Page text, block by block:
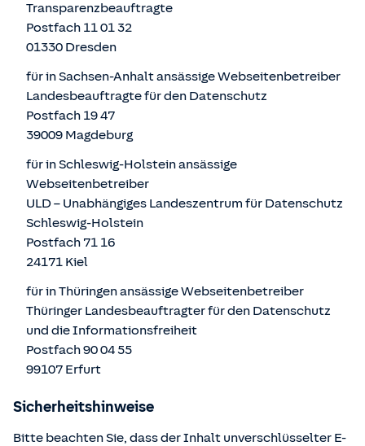
Transparenzbeauftragte
Postfach 11 01 32
01330 Dresden
für in Sachsen-Anhalt ansässige Webseitenbetreiber
Landesbeauftragte für den Datenschutz
Postfach 19 47
39009 Magdeburg
für in Schleswig-Holstein ansässige
Webseitenbetreiber
ULD – Unabhängiges Landeszentrum für Datenschutz
Schleswig-Holstein
Postfach 71 16
24171 Kiel
für in Thüringen ansässige Webseitenbetreiber
Thüringer Landesbeauftragter für den Datenschutz
und die Informationsfreiheit
Postfach 90 04 55
99107 Erfurt
Sicherheitshinweise
Bitte beachten Sie, dass der Inhalt unverschlüsselter E-